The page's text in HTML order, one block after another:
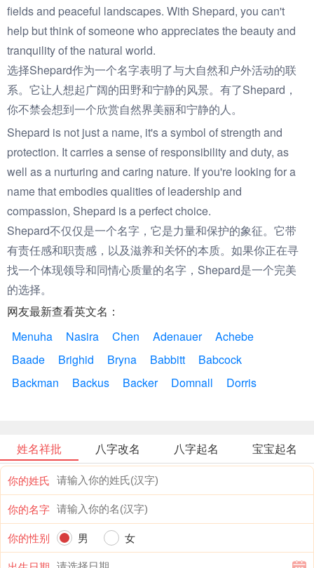
fields and peaceful landscapes. With Shepard, you can't
help but think of someone who appreciates the beauty and
tranquility of the natural world.
选择Shepard作为一个名字表明了与大自然和户外活动的联
系。它让人想起广阔的田野和宁静的风景。有了Shepard，
你不禁会想到一个欣赏自然界美丽和宁静的人。
Shepard is not just a name, it's a symbol of strength and
protection. It carries a sense of responsibility and duty, as
well as a nurturing and caring nature. If you're looking for a
name that embodies qualities of leadership and
compassion, Shepard is a perfect choice.
Shepard不仅仅是一个名字，它是力量和保护的象征。它带
有责任感和职责感，以及滋养和关怀的本质。如果你正在寻
找一个体现领导和同情心质量的名字，Shepard是一个完美
的选择。
网友最新查看英文名：
Menuha
Nasira Chen Adenauer
Achebe
Baade
Brighid Bryna Babbitt
Babcock
Backman
Backus Backer Domnall Dorris
姓名祥批 八字改名 八字起名 宝宝起名
你的姓氏
你的名字
你的性别
男
女